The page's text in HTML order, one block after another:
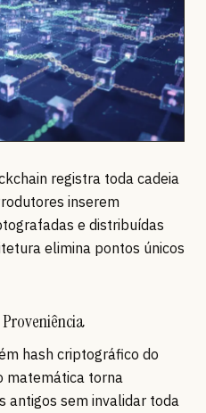
registra toda cadeia
inserem
e distribuídas
elimina pontos únicos
hash criptográfico do
matemática torna
antigos sem invalidar toda